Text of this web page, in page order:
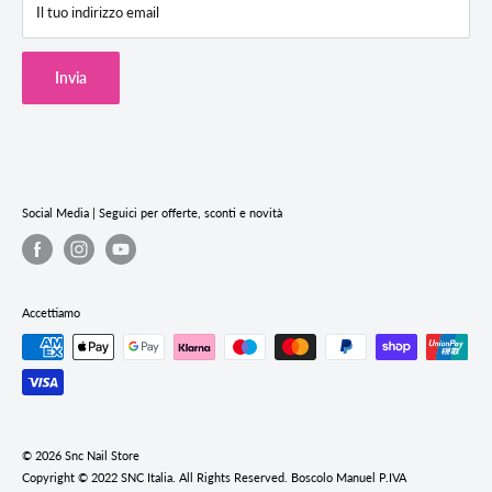
Cookie Policy
Il tuo indirizzo email
Invia
Social Media | Seguici per offerte, sconti e novità
Accettiamo
© 2026 Snc Nail Store
Copyright © 2022 SNC Italia. All Rights Reserved. Boscolo Manuel P.IVA